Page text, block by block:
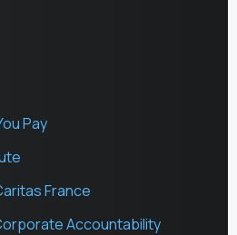
Pay
France
Accountability